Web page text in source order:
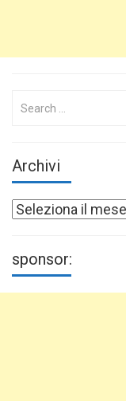
Archivi
Archivi
sponsor: